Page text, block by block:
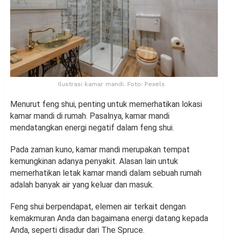
Ilustrasi kamar mandi. Foto: Pexels
Menurut feng shui, penting untuk memerhatikan lokasi
kamar mandi di rumah. Pasalnya, kamar mandi
mendatangkan energi negatif dalam feng shui.
Pada zaman kuno, kamar mandi merupakan tempat
kemungkinan adanya penyakit. Alasan lain untuk
memerhatikan letak kamar mandi dalam sebuah rumah
adalah banyak air yang keluar dan masuk.
Feng shui berpendapat, elemen air terkait dengan
kemakmuran Anda dan bagaimana energi datang kepada
Anda, seperti disadur dari The Spruce.